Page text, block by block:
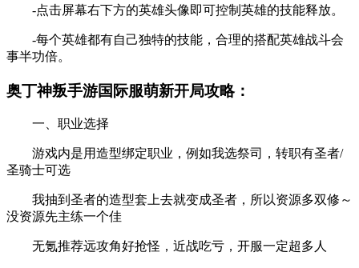
-点击屏幕右下方的英雄头像即可控制英雄的技能释放。
-每个英雄都有自己独特的技能，合理的搭配英雄战斗会
事半功倍。
奥丁神叛手游国际服萌新开局攻略：
一、职业选择
游戏内是用造型绑定职业，例如我选祭司，转职有圣者/
圣骑士可选
我抽到圣者的造型套上去就变成圣者，所以资源多双修～
没资源先主练一个佳
无氪推荐远攻角好抢怪，近战吃亏，开服一定超多人